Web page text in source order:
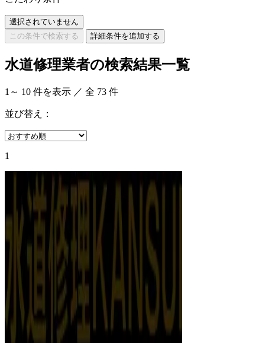
選択されていません
この条件で検索する
詳細条件を追加する
水道修理業者の検索結果一覧
1 ～ 10 件を表示 ／ 全 73 件
並び替え：
1